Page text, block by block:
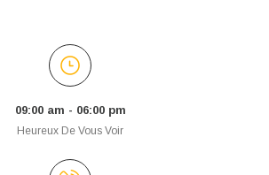
09:00 am - 06:00 pm
Heureux De Vous Voir